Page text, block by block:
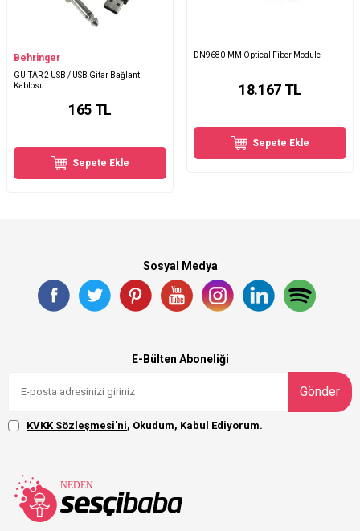
Behringer
GUITAR 2 USB / USB Gitar Bağlantı
Kablosu
165 TL
Sepete Ekle
DN9680-MM Optical Fiber Module
18.167TL
Sepete Ekle
Sosyal Medya
E-Bülten Aboneliği
Gönder
KVKK Sözleşmesi'ni, Okudum, Kabul Ediyorum.